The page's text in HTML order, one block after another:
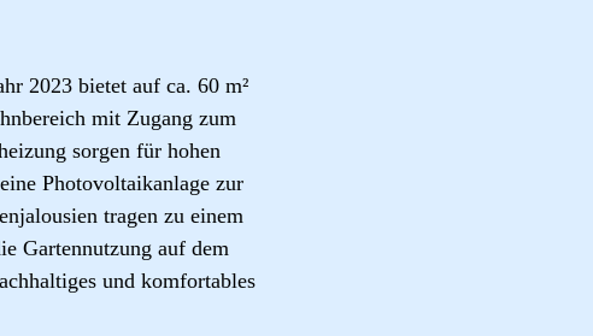
2023 bietet auf ca. 60 m²
mit Zugang zum
sorgen für hohen
Photovoltaikanlage zur
tragen zu einem
Gartennutzung auf dem
und komfortables